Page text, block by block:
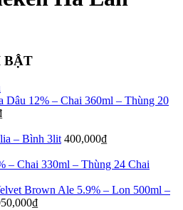
BẬT
Dâu 12% – Chai 360ml – Thùng 20
– Bình 3lit 400,000₫
– Chai 330ml – Thùng 24 Chai
Brown Ale 5.9% – Lon 500ml –
₫